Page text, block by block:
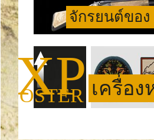
จักรยนต์ของ
XP
BOOSTER เครื่อ